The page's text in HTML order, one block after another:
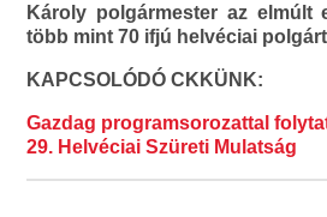
Károly polgármester az elmúlt
több mint 70 ifjú helvéciai
KAPCSOLÓDÓ CKKÜNK:
Gazdag programsorozattal
29. Helvéciai Szüreti Mulatság